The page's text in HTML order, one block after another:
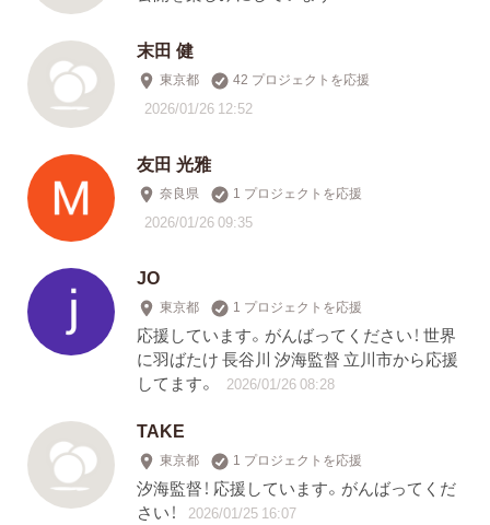
末田 健
東京都 42 プロジェクトを応援
2026/01/26 12:52
友田 光雅
奈良県 1 プロジェクトを応援
2026/01/26 09:35
JO
東京都 1 プロジェクトを応援
応援しています。がんばってください！ 世界
に羽ばたけ 長谷川 汐海監督 立川市から応援
してます。
2026/01/26 08:28
TAKE
東京都 1 プロジェクトを応援
汐海監督！ 応援しています。がんばってくだ
さい！
2026/01/25 16:07